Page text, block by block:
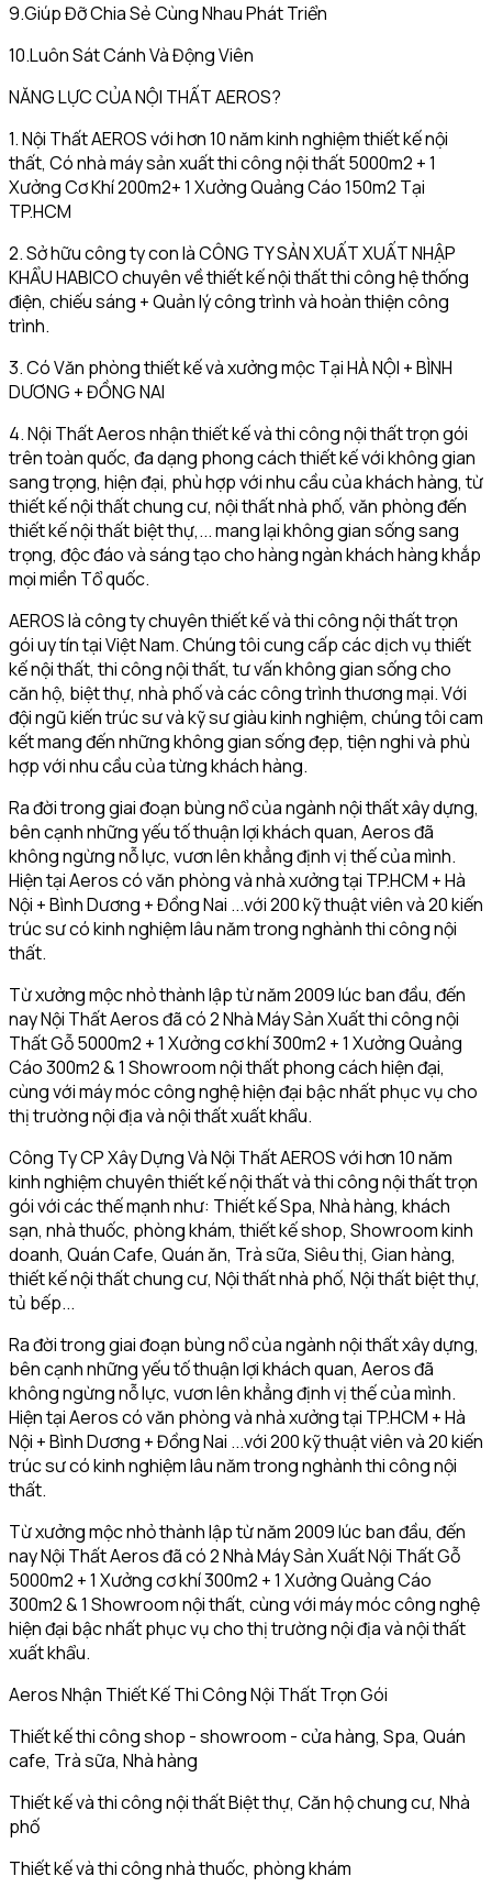
9.Giúp Đỡ Chia Sẻ Cùng Nhau Phát Triển
10.Luôn Sát Cánh Và Động Viên
NĂNG LỰC CỦA NỘI THẤT AEROS?
1. Nội Thất AEROS với hơn 10 năm kinh nghiệm thiết kế nội
thất, Có nhà máy sản xuất thi công nội thất 5000m2 + 1
Xưởng Cơ Khí 200m2+ 1 Xưởng Quảng Cáo 150m2 Tại
TP.HCM
2. Sở hữu công ty con là CÔNG TY SẢN XUẤT XUẤT NHẬP
KHẨU HABICO chuyên về thiết kế nội thất thi công hệ thống
điện, chiếu sáng + Quản lý công trình và hoàn thiện công
trình.
3. Có Văn phòng thiết kế và xưởng mộc Tại HÀ NỘI + BÌNH
DƯƠNG + ĐỒNG NAI
4. Nội Thất Aeros nhận thiết kế và thi công nội thất trọn gói
trên toàn quốc, đa dạng phong cách thiết kế với không gian
sang trọng, hiện đại, phù hợp với nhu cầu của khách hàng, từ
thiết kế nội thất chung cư, nội thất nhà phố, văn phòng đến
thiết kế nội thất biệt thự,... mang lại không gian sống sang
trọng, độc đáo và sáng tạo cho hàng ngàn khách hàng khắp
mọi miền Tổ quốc.
AEROS là công ty chuyên thiết kế và thi công nội thất trọn
gói uy tín tại Việt Nam. Chúng tôi cung cấp các dịch vụ thiết
kế nội thất, thi công nội thất, tư vấn không gian sống cho
căn hộ, biệt thự, nhà phố và các công trình thương mại. Với
đội ngũ kiến trúc sư và kỹ sư giàu kinh nghiệm, chúng tôi cam
kết mang đến những không gian sống đẹp, tiện nghi và phù
hợp với nhu cầu của từng khách hàng.
Ra đời trong giai đoạn bùng nổ của ngành nội thất xây dựng,
bên cạnh những yếu tố thuận lợi khách quan, Aeros đã
không ngừng nỗ lực, vươn lên khẳng định vị thế của mình.
Hiện tại Aeros có văn phòng và nhà xưởng tại TP.HCM + Hà
Nội + Bình Dương + Đồng Nai ...với 200 kỹ thuật viên và 20 kiến
trúc sư có kinh nghiệm lâu năm trong nghành thi công nội
thất.
Từ xưởng mộc nhỏ thành lập từ năm 2009 lúc ban đầu, đến
nay Nội Thất Aeros đã có 2 Nhà Máy Sản Xuất thi công nội
Thất Gỗ 5000m2 + 1 Xưởng cơ khí 300m2 + 1 Xưởng Quảng
Cáo 300m2 & 1 Showroom nội thất phong cách hiện đại,
cùng với máy móc công nghệ hiện đại bậc nhất phục vụ cho
thị trường nội địa và nội thất xuất khẩu.
Công Ty CP Xây Dựng Và Nội Thất AEROS với hơn 10 năm
kinh nghiệm chuyên thiết kế nội thất và thi công nội thất trọn
gói với các thế mạnh như: Thiết kế Spa, Nhà hàng, khách
sạn, nhà thuốc, phòng khám, thiết kế shop, Showroom kinh
doanh, Quán Cafe, Quán ăn, Trà sữa, Siêu thị, Gian hàng,
thiết kế nội thất chung cư, Nội thất nhà phố, Nội thất biệt thự,
tủ bếp...
Ra đời trong giai đoạn bùng nổ của ngành nội thất xây dựng,
bên cạnh những yếu tố thuận lợi khách quan, Aeros đã
không ngừng nỗ lực, vươn lên khẳng định vị thế của mình.
Hiện tại Aeros có văn phòng và nhà xưởng tại TP.HCM + Hà
Nội + Bình Dương + Đồng Nai ...với 200 kỹ thuật viên và 20 kiến
trúc sư có kinh nghiệm lâu năm trong nghành thi công nội
thất.
Từ xưởng mộc nhỏ thành lập từ năm 2009 lúc ban đầu, đến
nay Nội Thất Aeros đã có 2 Nhà Máy Sản Xuất Nội Thất Gỗ
5000m2 + 1 Xưởng cơ khí 300m2 + 1 Xưởng Quảng Cáo
300m2 & 1 Showroom nội thất, cùng với máy móc công nghệ
hiện đại bậc nhất phục vụ cho thị trường nội địa và nội thất
xuất khẩu.
Aeros Nhận Thiết Kế Thi Công Nội Thất Trọn Gói
Thiết kế thi công shop - showroom - cửa hàng, Spa, Quán
cafe, Trà sữa, Nhà hàng
Thiết kế và thi công nội thất Biệt thự, Căn hộ chung cư, Nhà
phố
Thiết kế và thi công nhà thuốc, phòng khám